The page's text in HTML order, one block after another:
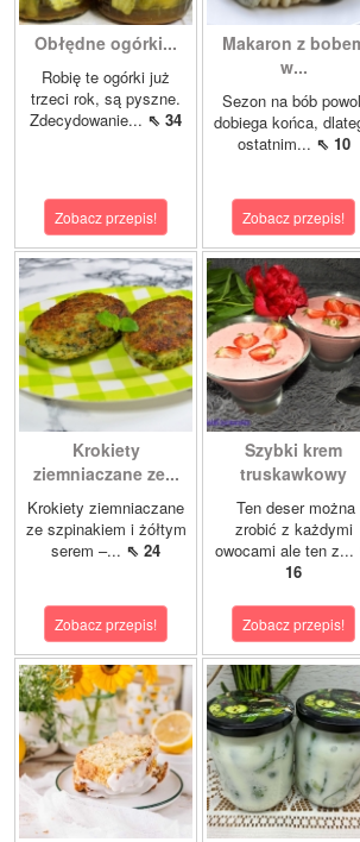
Obłędne ogórki...
Robię te ogórki już
trzeci rok, są pyszne.
Zdecydowanie... ⇖ 34
Zobacz przepis!
Makaron z
w...
Sezon na bób
dobiega końca,
ostatnim... ⇖ 10
Zobacz przepis!
Krokiety
ziemniaczane ze...
Krokiety ziemniaczane
ze szpinakiem i żółtym
serem –... ⇖ 24
Zobacz przepis!
Szybki krem
truskawkowy
Ten deser można
zrobić z każdymi
owocami ale ten z...
16
Zobacz przepis!